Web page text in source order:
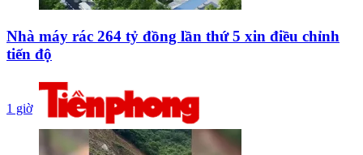
Nhà máy rác 264 tỷ đồng lần thứ 5 xin điều chỉnh
tiến độ
1 giờ